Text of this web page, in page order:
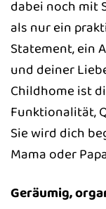
dabei noch mit
als nur ein
Statement, ein
und deiner
Childhome ist
Funktionalität,
Sie wird dich
Mama oder
Geräumig,